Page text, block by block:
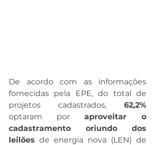
De acordo com as informações
fornecidas pela EPE, do total de
projetos cadastrados, 62,2%
optaram por aproveitar o
cadastramento oriundo dos
leilões de energia nova (LEN) de